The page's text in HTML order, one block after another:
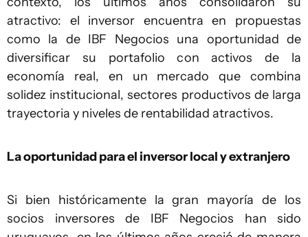
atractivo: el inversor encuentra en propuestas
como la de IBF Negocios una oportunidad de
diversificar su portafolio con activos de la
economía real, en un mercado que combina
solidez institucional, sectores productivos de larga
trayectoria y niveles de rentabilidad atractivos.
La oportunidad para el inversor local y extranjero
Si bien históricamente la gran mayoría de los
socios inversores de IBF Negocios han sido